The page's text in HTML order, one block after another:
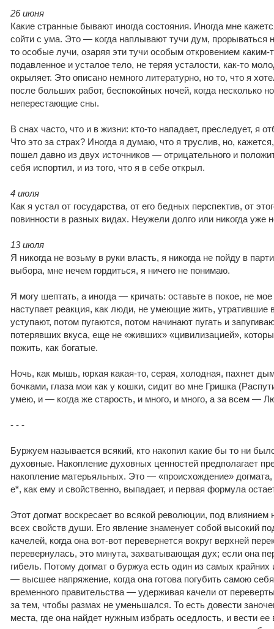
26 июня
Какие странные бывают иногда состояния. Иногда мне
сойти с ума. Это — когда наплывают тучи дум, прорываться
то особые лучи, озаряя эти тучи особым откровением каким-
подавленное и усталое тело, не теряя усталости, как-то
окрыляет. Это описано немного литературно, но то, что я
после больших работ, беспокойных ночей, когда несколько
неперестающие сны.
В снах часто, что и в жизни: кто-то нападает, преследует, я
Что это за страх? Иногда я думаю, что я труслив, но,
пошел давно из двух источников — отрицательного и
себя испортил, и из того, что я в себе открыл.
4 июля
Как я устал от государства, от его бедных перспектив, от
повинности в разных видах. Неужели долго или никогда уже
13 июля
Я никогда не возьму в руки власть, я никогда не пойду в
выбора, мне нечем гордиться, я ничего не понимаю.
Я могу шептать, а иногда — кричать: оставьте в покое, не
наступает реакция, как люди, не умеющие жить, утратившие
уступают, потом пугаются, потом начинают пугать и
потерявших вкуса, еще не «живших» «цивилизацией»,
пожить, как богатые.
Ночь, как мышь, юркая какая-то, серая, холодная, пахнет
бочками, глаза мои как у кошки, сидит во мне Гришка
умею, и — когда же старость, и много, и много, а за всем —
- - -
Буржуем называется всякий, кто накопил какие бы то ни
духовные. Накопление духовных ценностей предполагает
накопление матерьяльных. Это — «происхождение»
e*, как ему и свойственно, выпадает, и первая формула
Этот догмат воскресает во всякой революции, под влиянием
всех свойств души. Его явление знаменует собой высокий
качелей, когда она вот-вот перевернется вокруг верхней
перевернулась, это минута, захватывающая дух; если она
гибель. Потому догмат о буржуа есть один из самых
— высшее напряжение, когда она готова погубить самою
временного правительства — удерживая качели от
за тем, чтобы размах не уменьшался. То есть довести
места, где она найдет нужным избрать оседлость, и вести